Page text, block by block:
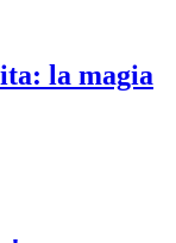
la magia